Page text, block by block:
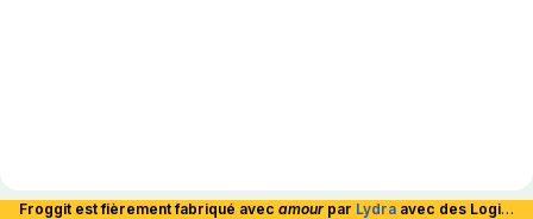
Froggit est fièrement fabriqué avec amour par Lydra avec des Logiciels Libres et hébergé en